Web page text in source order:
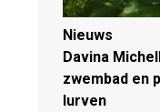
Nieuws
Davina
zwembad en
lurven